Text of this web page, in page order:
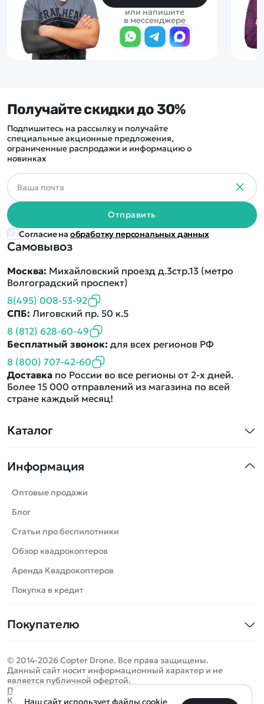
или напишите
в мессенджере
Каталог
Машинки
Танки
Вертолеты
Катера
Роботы
Самолеты
Сборные модели
Спецтехника
Игрушки
Запчасти для моделей
Информация
Оптовые продажи
Блог
Статьи про беспилотники
Обзор квадрокоптеров
Аренда Квадрокоптеров
Покупка в кредит
Покупателю
Оплата и доставка
Помощь
Самовывоз
Москва: Михайловский проезд д.3стр.13 (метро
Волгоградский проспект)
8(495) 008-53-92
СПБ: Лиговский пр. 50 к.5
8 (812) 628-60-49
Бесплатный звонок: для всех регионов РФ
8 (800) 707-42-60
Доставка по России во все регионы от 2-х дней.
Более 15 000 отправлений из магазина по всей
стране каждый месяц!
Получайте скидки до 30%
Подпишитесь на рассылку и получайте
специальные акционные предложения,
ограниченные распродажи и информацию о
новинках
Отправить
Согласие на обработку персональных данных
© 2014-2026 Copter Drone. Все права защищены.
Данный сайт носит информационный характер и не
является публичной офертой.
Политика конфиденциальности
Карта сайта
Определить местоположение
Наш сайт использует файлы cookie